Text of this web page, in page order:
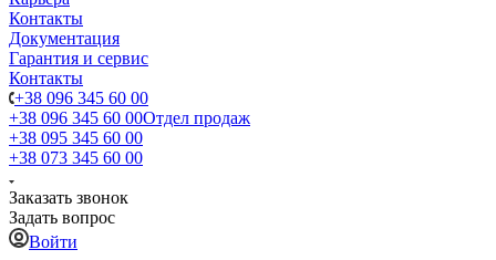
Контакты
Документация
Гарантия и сервис
Контакты
+38 096 345 60 00
+38 096 345 60 00Отдел продаж
+38 095 345 60 00
+38 073 345 60 00
Заказать звонок
Задать вопрос
Войти